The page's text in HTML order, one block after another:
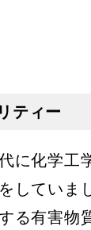
ティー
に化学工
していま
る有害物